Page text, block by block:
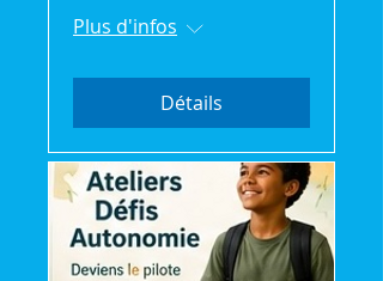
Plus d'infos
Détails